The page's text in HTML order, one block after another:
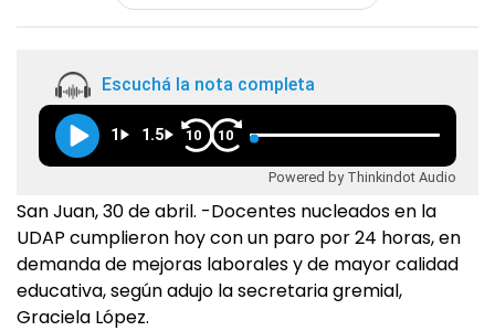
Escuchá la nota completa
1 1.5 10 10
Powered by Thinkindot Audio
San Juan, 30 de abril. -Docentes nucleados en la
UDAP cumplieron hoy con un paro por 24 horas, en
demanda de mejoras laborales y de mayor calidad
educativa, según adujo la secretaria gremial,
Graciela López.